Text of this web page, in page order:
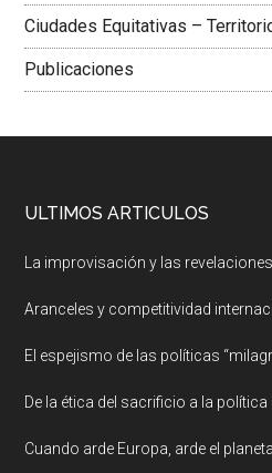
Ciudades Equitativas –
Publicaciones
ULTIMOS ARTICULOS
La improvisación y las
Aranceles y competitividad
El espejismo de las políticas
De la ética del sacrificio a la política
Cuando arde Europa, arde el planeta